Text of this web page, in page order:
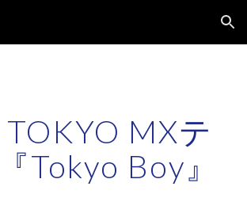
Skip to navigation
MXテ
Tokyo Boy』